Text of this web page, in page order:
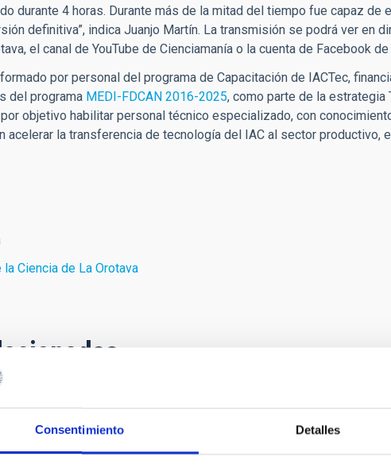
Consentimiento Detalles
durante 4 horas. Durante más de la mitad del tiempo fue capaz de
definitiva”, indica Juanjo Martín. La transmisión se podrá ver en
el canal de YouTube de Cienciamanía o la cuenta de Facebook de
por personal del programa de Capacitación de IACTec,
del programa MEDI-FDCAN 2016-2025, como parte de la estrategia
objetivo habilitar personal técnico especializado, con
acelerar la transferencia de tecnología del IAC al sector productivo,
Ciencia de La Orotava
Un nuevo modelo permite explicar